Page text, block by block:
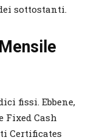
sottostanti.
fissi. Ebbene,
Fixed Cash
Certificates